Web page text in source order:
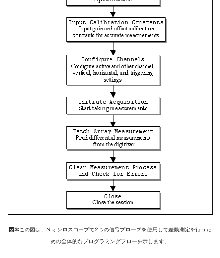
図3:この図は、NIオシロスコープで2つの信号プローブを使用して差動測定を行うた
めの全体的なプログラミングフローを示します。